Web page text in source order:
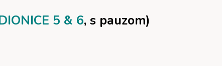
5 & 6, s pauzom)